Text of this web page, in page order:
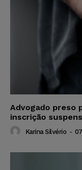
Advogado preso
inscrição
Karina Silvério -